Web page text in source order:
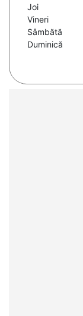
Joi
Vineri
Sâmbătă
Duminică